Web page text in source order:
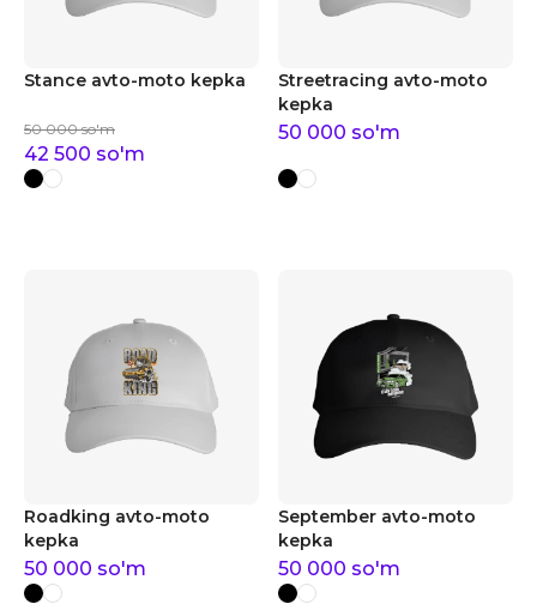
Stance avto-moto kepka
50 000 so'm
42 500 so'm
Streetracing avto-moto
kepka
50 000 so'm
Roadking avto-moto
kepka
50 000 so'm
September avto-moto
kepka
50 000 so'm